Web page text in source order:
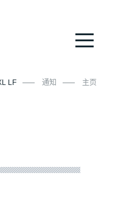
主页
通知
LF